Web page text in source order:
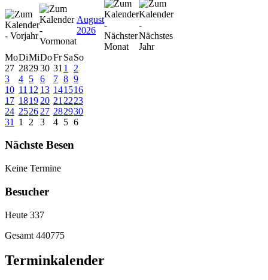
August
2026
MoDiMiDoFr SaSo
27 282930 31 1
2
3
4 5 6 7 8 9
10 11 12 13 141516
17 1819 20 21 2223
24 2526 27 282930
31
1 2 3 4 5 6
Nächste Besen
Keine Termine
Besucher
Heute 337
Gesamt 440775
Terminkalender